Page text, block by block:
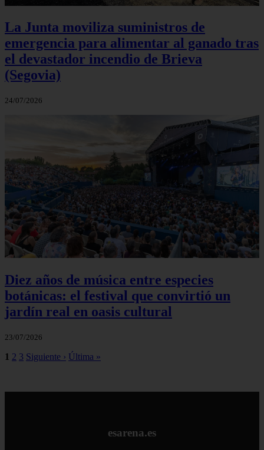
La Junta moviliza suministros de
emergencia para alimentar al ganado tras
el devastador incendio de Brieva
(Segovia)
24/07/2026
Diez años de música entre especies
botánicas: el festival que convirtió un
jardín real en oasis cultural
23/07/2026
1 2 3 Siguiente › Última »
esarena.es